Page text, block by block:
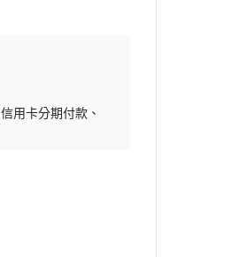
信用卡分期付款